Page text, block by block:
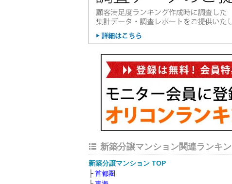
新築分譲マンション関連ランキ
新築分譲マンション TOP
首都圏